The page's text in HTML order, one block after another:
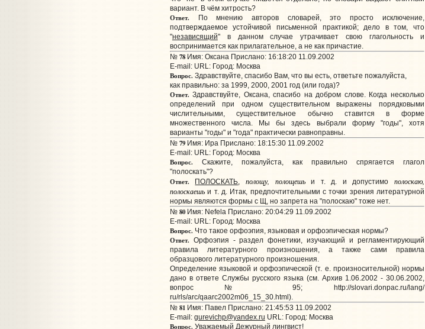
вариант. В чём хитрость?
Ответ.По мнению авторов словарей, это просто исключение,
подтверждаемое устойчивой письменной практикой; дело в том, что
"независящий" в данном случае утрачивает свою глагольность и
воспринимается как прилагательное, а не как причастие.
№ 78Имя: Оксана Прислано: 16:18:20 11.09.2002
E-mail: URL: Город: Москва
Вопрос.Здравствуйте, спасибо Вам, что вы есть, ответьте пожалуйста,
как правильно: за 1999, 2000, 2001 год (или года)?
Ответ.Здравствуйте, Оксана, спасибо на добром слове. Когда несколько
определений при одном существительном выражены порядковыми
числительными, существительное обычно ставится в форме
множественного числа. Мы бы здесь выбрали форму "годы", хотя
варианты "годы" и "года" практически равноправны.
№ 79Имя: Ира Прислано: 18:15:30 11.09.2002
E-mail: URL: Город: Москва
Вопрос.Скажите, пожалуйста, как правильно спрягается глагол
"полоскать"?
Ответ. ПОЛОСКАТЬ, полощу, полощешьи т. д. и допустимо полоскаю,
полоскаешьи т. д. Итак, предпочтительными с точки зрения литературной
нормы являются формы с Щ, но запрета на "полоскаю" тоже нет.
№ 80Имя: Nefela Прислано: 20:04:29 11.09.2002
E-mail: URL: Город: Москва
Вопрос.Что такое орфоэпия, языковая и орфоэпическая нормы?
Ответ.Орфоэпия - раздел фонетики, изучающий и регламентирующий
правила литературного произношения, а также сами правила
образцового литературного произношения.
Определение языковой и орфоэпической (т. е. произносительной) нормы
дано в ответе Службы русского языка (см. Архив 1.06.2002 - 30.06.2002,
вопрос № 95; http://slovari.donpac.ru/lang/
ru/rls/arc/qaarc2002m06_15_30.html).
№ 81Имя: Павел Прислано: 21:45:53 11.09.2002
E-mail: gurevichp@yandex.ru URL: Город: Москва
Вопрос.Уважаемый Дежурный лингвист!